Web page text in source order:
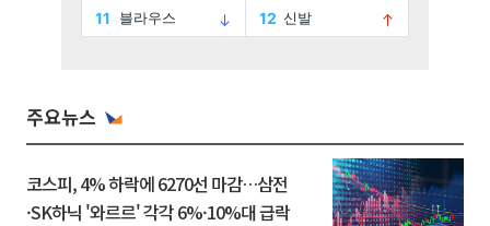
주요뉴스
코스피, 4% 하락에 6270선 마감…삼전
·SK하닉 '와르르' 각각 6%·10%대 급락